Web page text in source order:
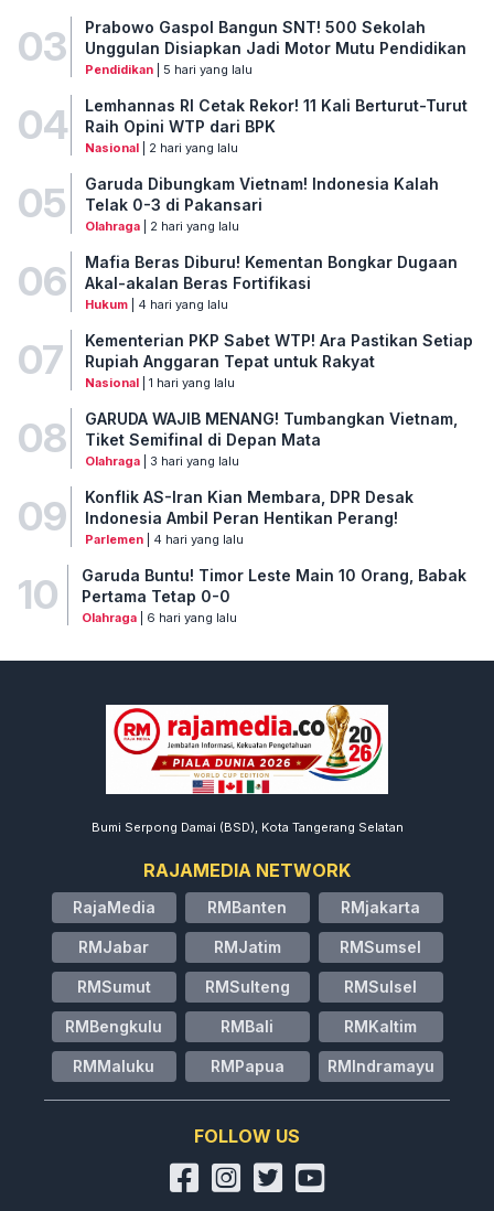
03
Prabowo Gaspol Bangun SNT! 500 Sekolah
Unggulan Disiapkan Jadi Motor Mutu Pendidikan
Pendidikan| 5 hari yang lalu
04
Lemhannas RI Cetak Rekor! 11 Kali Berturut-Turut
Raih Opini WTP dari BPK
Nasional| 2 hari yang lalu
05
Garuda Dibungkam Vietnam! Indonesia Kalah
Telak 0-3 di Pakansari
Olahraga| 2 hari yang lalu
06
Mafia Beras Diburu! Kementan Bongkar Dugaan
Akal-akalan Beras Fortifikasi
Hukum| 4 hari yang lalu
07
Kementerian PKP Sabet WTP! Ara Pastikan Setiap
Rupiah Anggaran Tepat untuk Rakyat
Nasional| 1 hari yang lalu
08
GARUDA WAJIB MENANG! Tumbangkan Vietnam,
Tiket Semifinal di Depan Mata
Olahraga| 3 hari yang lalu
09
Konflik AS-Iran Kian Membara, DPR Desak
Indonesia Ambil Peran Hentikan Perang!
Parlemen| 4 hari yang lalu
10
Garuda Buntu! Timor Leste Main 10 Orang, Babak
Pertama Tetap 0-0
Olahraga| 6 hari yang lalu
Bumi Serpong Damai (BSD), Kota Tangerang Selatan
RAJAMEDIA NETWORK
RajaMedia RMBanten RMjakarta
RMJabar RMJatim RMSumsel
RMSumut RMSulteng RMSulsel
RMBengkulu RMBali RMKaltim
RMMaluku RMPapua RMIndramayu
FOLLOW US